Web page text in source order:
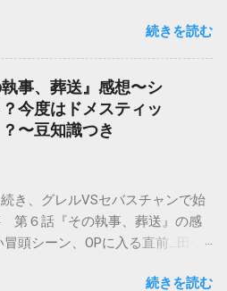
ALCHEMIST 第８話『第五研究
鋼の錬金術師 FULLMETAL
[Blu-ray] 販売元：アニプレックス
09/30 Amazon.co.jpで詳細を確認
に潜入したエドとアル。 屋内に
は、賢者の石の錬成陣を発見。
が現れ、戦闘になる。スライサ
着された者だった。 スライサー
いう割には、以外と義理がたい
続きを読む
事、葬送』感想〜シ
今度はドメスティッ
〜豆知識つき
き、グレルVSセバスチャンで始
第６話『その執事、葬送』の感
頭シーン、OPに入る直前…田中
るから、分かってはいたのです
続きを読む